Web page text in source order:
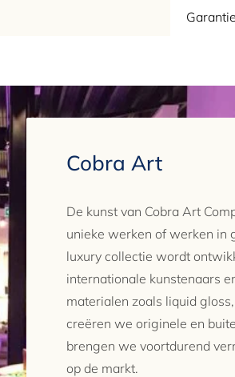
Garantie
Cobra Art
De kunst van Cobra Art
unieke werken of werken in
luxury collectie wordt
internationale kunstenaars
materialen zoals liquid
creëren we originele en
brengen we voortdurend
op de markt.